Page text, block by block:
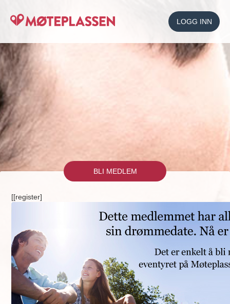
LOGG INN
BLI MEDLEM
[[register]